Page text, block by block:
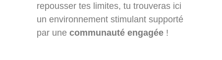
repousser tes limites, tu trouveras ici
un environnement stimulant supporté
par une communauté engagée !